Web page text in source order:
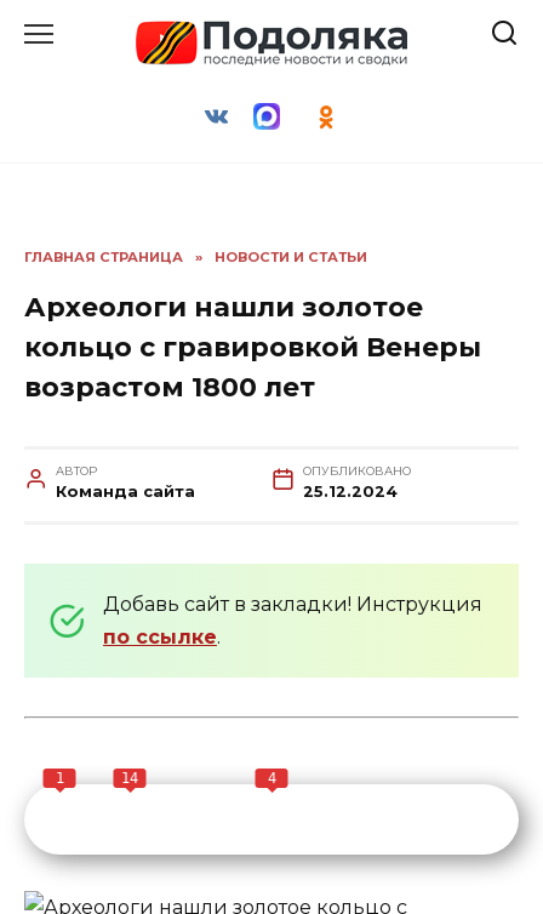
ГЛАВНАЯ СТРАНИЦА » НОВОСТИ И СТАТЬИ
Археологи нашли золотое
кольцо с гравировкой Венеры
возрастом 1800 лет
АВТОР
Команда сайта
ОПУБЛИКОВАНО
25.12.2024
Добавь сайт в закладки! Инструкция
по ссылке.
1 14 4